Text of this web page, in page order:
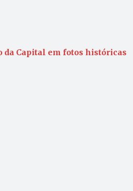
da Capital em fotos históricas